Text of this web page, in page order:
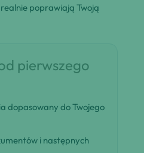
poprawiają Twoją
pierwszego
dopasowany do Twojego
i następnych